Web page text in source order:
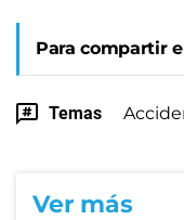
Para compartir
Temas
Ver más